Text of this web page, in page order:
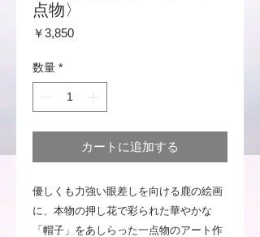
点物〉
￥3,850価
数量 *
カートに追加する
優しくも力強い眼差しを向ける鹿の絵画
に、本物の押し花で彩られた華やかな
「帽子」をあしらった一点物のアート作